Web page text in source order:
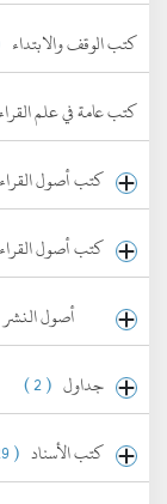
كتب الوقف والابتداء
كتب عامة في علم
كتب أصول
كتب أصول
أصول النشر
جداول ( 2 )
كتب الأسناد ( 29 )